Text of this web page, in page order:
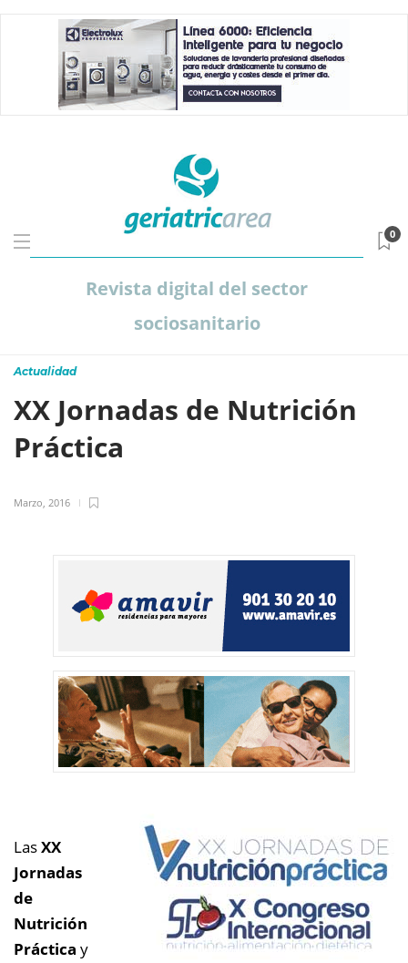
Revista digital del sector
sociosanitario
0
Actualidad
XX Jornadas de Nutrición
Práctica
Marzo, 2016
LasXX
Jornadas
de
Nutrición
Práctica y